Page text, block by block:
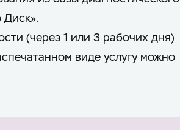
Диск».
(через 1 или 3 рабочих дня)
виде услугу можно